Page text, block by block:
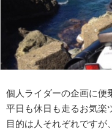
個人ライダーの企画に便
平日も休日も走るお気楽
目的は人それぞれですが